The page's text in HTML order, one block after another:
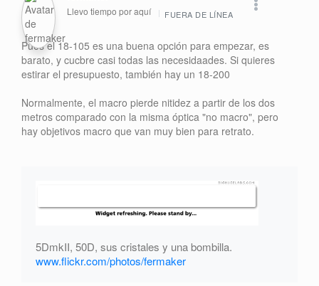
Llevo tiempo por aquí FUERA DE LÍNEA
Pues el 18-105 es una buena opción para empezar, es
barato, y cucbre casi todas las necesidaades. Si quieres
estirar el presupuesto, también hay un 18-200
Normalmente, el macro pierde nitidez a partir de los dos
metros comparado con la misma óptica "no macro", pero
hay objetivos macro que van muy bien para retrato.
5DmkII, 50D, sus cristales y una bombilla.
www.flickr.com/photos/fermaker